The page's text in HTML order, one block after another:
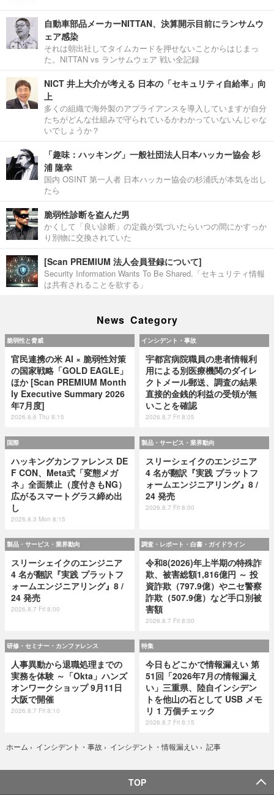
自動車部品メーカーNITTAN、決算開示目前にランサムウ
ェア感染
それは朝出社してタイムカードを押せないことからはじまっ
た。NITTAN vs ランサムウェア 戦い全記録
NICT 井上大介が考える 日本の「セキュリティ自給率」向
上
多くの組織で海外製のアプライアンスを導入していますが自分
たちがどんな仕組みで守られているかわかっていないんじゃな
いでしょうか？
「趣味：ハッキング」一般社団法人日本ハッカー協会 杉
浦 隆幸
国内 OSINT 第一人者 日本ハッカー協会の杉浦氏が本気を出し
たら
脆弱性診断を盗んだ男
かくして「良い診断」の定義が気づいたらいつの間にかすっか
り別物に交換されていた
[Scan PREMIUM 法人会員登録について]
Security Information Wants To Be Shared.「セキュリティ情報
は共有されることを欲する」
News Category
脆弱性と脅威
官民連携の米 AI × 脆弱性対策
の国家戦略「GOLD EAGLE」
ほか [Scan PREMIUM Month
ly Executive Summary 2026
年7月度]
2026.8.6 Thu 8:15
インシデント・事故
宇都宮病院職員の患者情報利
用による別医療機関のダイレ
クトメール郵送、調査の結果
直接的金銭的利益の受領が無
いことを確認
2026.8.7 Fri 8:05
国際
ハッキングカンファレンス DE
F CON、Meta式「変態メガ
ネ」全面禁止（度付きもNG）
広がるスマートグラス締め出
し
2026.8.3 Mon 8:15
製品・サービス・業界動向
スリーシェイクのエンジニア
4 名が翻訳『実践 プラットフ
ォームエンジニアリング』8 /
24 発売
2026.8.7 Fri 8:00
製品・サービス・業界動向
スリーシェイクのエンジニア
4 名が翻訳『実践 プラットフ
ォームエンジニアリング』8 /
24 発売
2026.8.7 Fri 8:00
調査・レポート・白書・ガイドライン
令和8(2026)年上半期の特殊詐
欺、被害総額1,816億円 ～ 投
資詐欺（797.9億）やニセ警察
詐欺（507.9億）など手口別被
害額
2026.8.7 Fri 8:00
研修・セミナー・カンファレンス
人事異動から退職処理までの
実務を体験 ～「Okta」ハンズ
オンワークショップ 9月11日
大阪で開催
2026.8.7 Fri 8:10
特集
今日もどこかで情報漏えい 第
51回「2026年7月の情報漏え
い」三重県、陸自インシデン
トを他山の石として USB メモ
リ 1 万個チェック
2026.8.7 Fri 8:15
ホーム › インシデント・事故 › インシデント・情報漏えい › 記事
TOP